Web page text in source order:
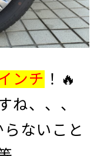
ンチ ！🔥
ね、、、
ないこと